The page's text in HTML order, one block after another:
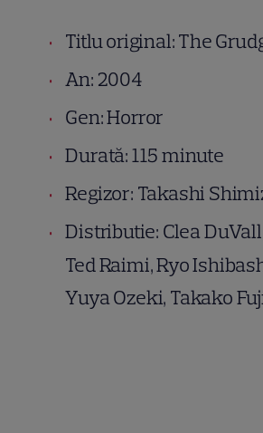
Titlu original: The
An: 2004
Gen: Horror
Durată: 115 minute
Regizor: Takashi
Distributie: Clea
Ted Raimi, Ryo
Yuya Ozeki, Takako